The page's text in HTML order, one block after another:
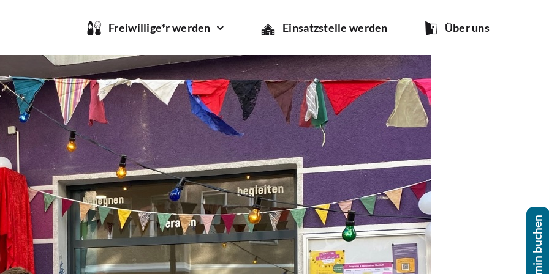
Freiwillige*r werden Ein­satz­stel­le werden Über uns